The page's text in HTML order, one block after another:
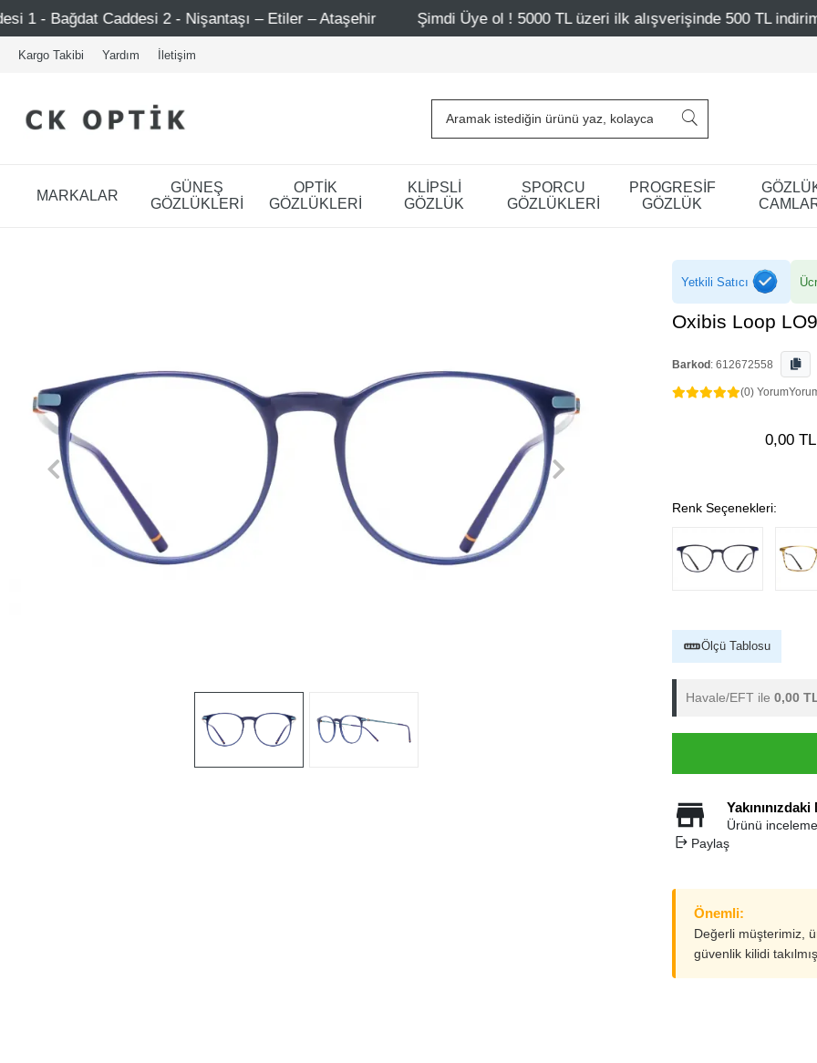
2 - Nişantaşı – Etiler – Ataşehir Şimdi Üye ol ! 5000 TL üzeri ilk alışverişinde 500 TL indirim
Kargo Takibi Yardım İletişim
MARKALAR
GÜNEŞ
GÖZLÜKLERİ
OPTİK
GÖZLÜKLERİ
KLİPSLİ
GÖZLÜK
SPORCU
GÖZLÜKLERİ
PROGRESİF
GÖZLÜK
Yetkili Satıcı
Oxibis Loop
Barkod : 612672558
(0) Yorum
0,00 TL
Renk Seçenekleri:
Ölçü Tablosu
Havale/EFT ile 0,00
Ürünü
Paylaş
Önemli:
Değerli müşterimiz,
güvenlik kilidi